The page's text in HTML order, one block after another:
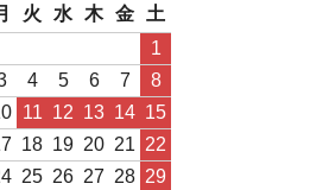
火 水 木 金
土
1
4 5 6 7
8
11 12 13 14 15
18 19 20 21 22
25 26 27 28 29